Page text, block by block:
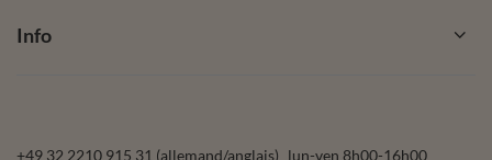
Info
+49 32 2210 915 31 (allemand/anglais) lun-ven 8h00-16h00